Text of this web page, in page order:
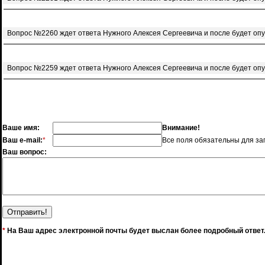
Вопрос №2260 ждет ответа Нужного Алексея Сергеевича и после будет
Вопрос №2259 ждет ответа Нужного Алексея Сергеевича и после будет
Ваше имя:
Внимание!
Ваш e-mail:*
Все поля обязательны для
Ваш вопрос:
* На Ваш адрес электронной почты будет выслан более подробный ответ.